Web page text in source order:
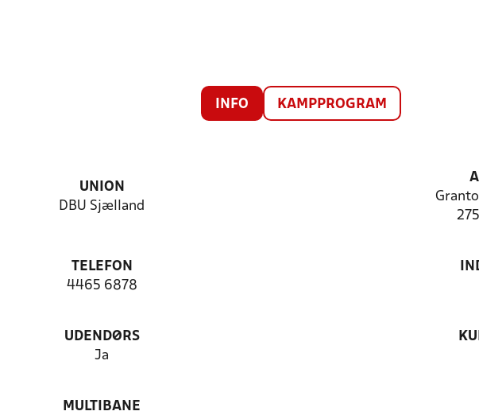
INFO KAMPPROGRAM
UNION
DBU Sjælland
TELEFON
4465 6878
UDENDØRS
Ja
MULTIBANE